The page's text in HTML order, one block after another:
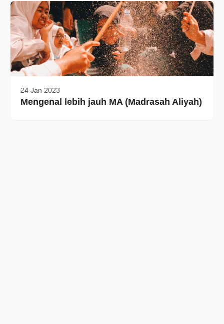
24 Jan 2023
Mengenal lebih jauh MA (Madrasah Aliyah)